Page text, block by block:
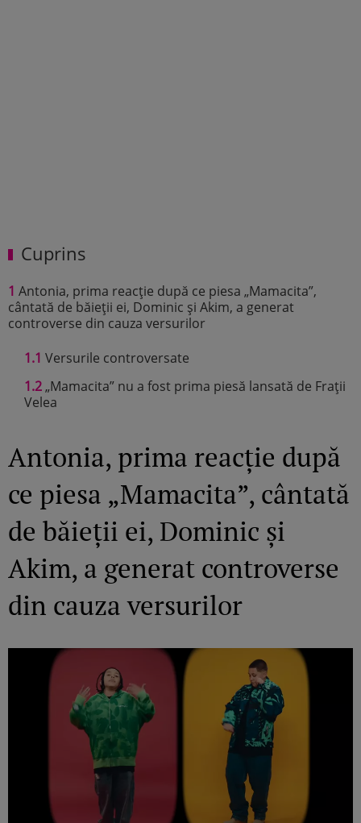
Cuprins
1 Antonia, prima reacție după ce piesa „Mamacita”,
cântată de băieții ei, Dominic și Akim, a generat
controverse din cauza versurilor
1.1 Versurile controversate
1.2„Mamacita” nu a fost prima piesă lansată de Frații
Velea
Antonia, prima reacție după
ce piesa „Mamacita”, cântată
de băieții ei, Dominic și
Akim, a generat controverse
din cauza versurilor